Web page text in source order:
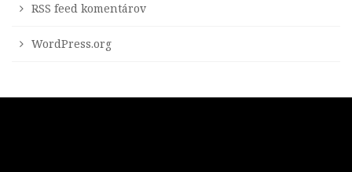
RSS feed komentárov
WordPress.org